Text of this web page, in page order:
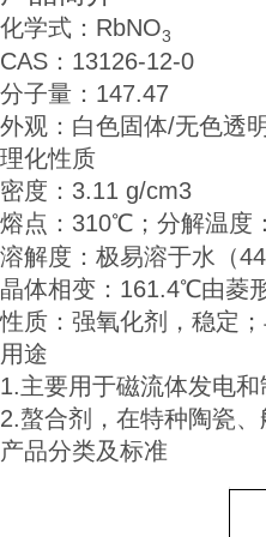
化学式：RbNO3
CAS：13126-12-0
分子量：147.47
外观： 白色固体/无色透
理化性质
密度：3.11 g/cm3
熔点：310℃；分解温度
溶解度：极易溶于水（
晶体相变：161.4℃由菱
性质：强氧化剂，稳定
用途
1.主要用于磁流体发电
2.螯合剂，在特种陶瓷
产品分类及标准